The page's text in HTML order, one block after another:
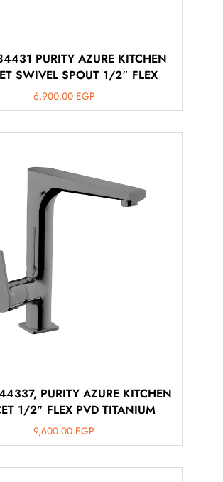
PURITY AZURE KITCHEN
SWIVEL SPOUT 1/2″ FLEX
6,900.00 EGP
PURITY AZURE KITCHEN
1/2″ FLEX PVD TITANIUM
9,600.00 EGP